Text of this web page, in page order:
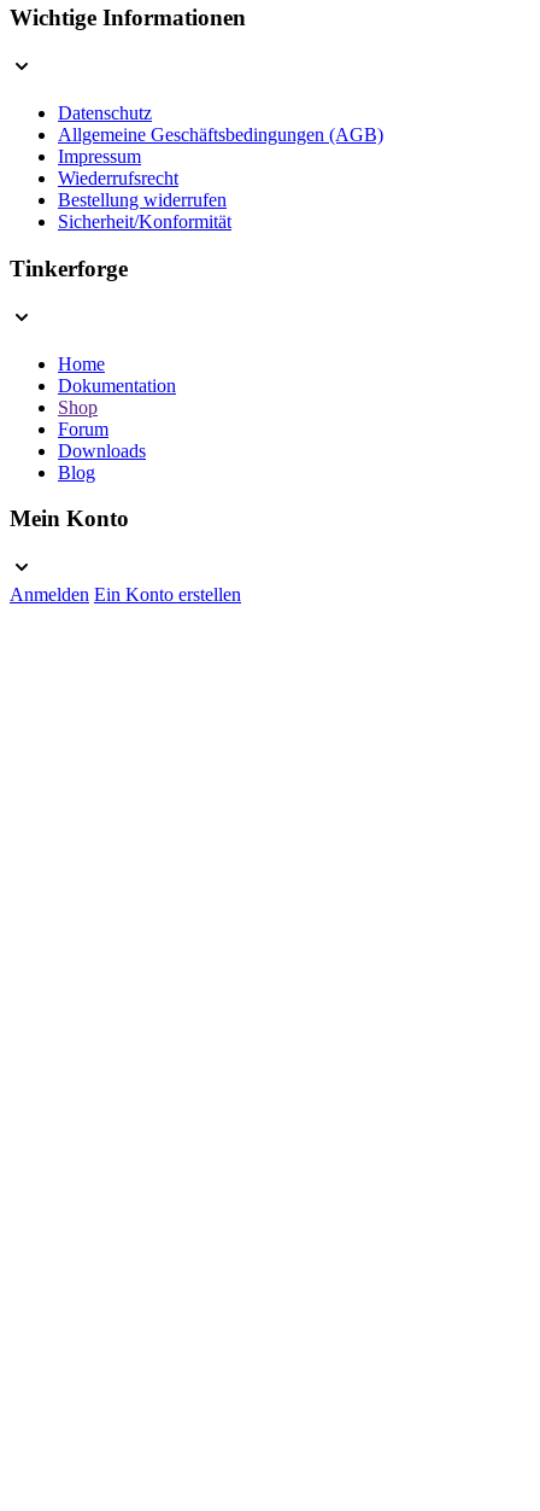
Wichtige Informationen
Datenschutz
Allgemeine Geschäftsbedingungen (AGB)
Impressum
Wiederrufsrecht
Bestellung widerrufen
Sicherheit/Konformität
Tinkerforge
Home
Dokumentation
Shop
Forum
Downloads
Blog
Mein Konto
Anmelden Ein Konto erstellen